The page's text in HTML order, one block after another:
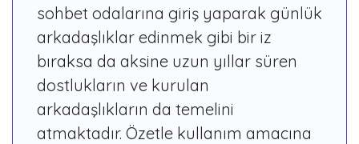
sohbet odalarına giriş yaparak günlük
arkadaşlıklar edinmek gibi bir iz
bıraksa da aksine uzun yıllar süren
dostlukların ve kurulan
arkadaşlıkların da temelini
atmaktadır. Özetle kullanım amacına